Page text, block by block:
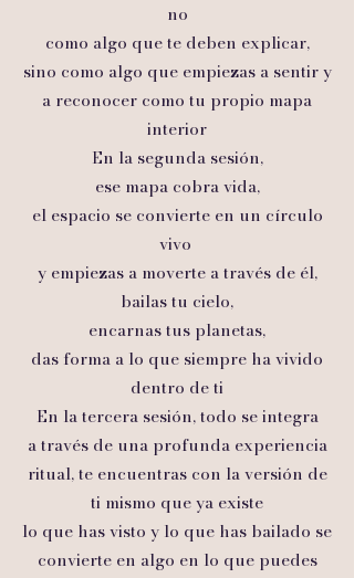
no
como algo que te deben explicar,
sino como algo que empiezas a sentir y
a reconocer como tu propio mapa
interior
En la segunda sesión,
ese mapa cobra vida,
el espacio se convierte en un círculo
vivo
y empiezas a moverte a través de él,
bailas tu cielo,
encarnas tus planetas,
das forma a lo que siempre ha vivido
dentro de ti
En la tercera sesión, todo se integra
a través de una profunda experiencia
ritual, te encuentras con la versión de
ti mismo que ya existe
lo que has visto y lo que has bailado se
convierte en algo en lo que puedes